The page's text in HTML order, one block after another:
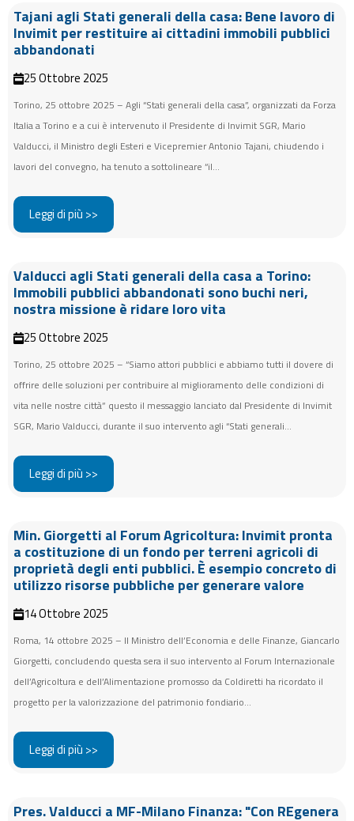
Tajani agli Stati generali della casa: Bene lavoro di
Invimit per restituire ai cittadini immobili pubblici
abbandonati
25 Ottobre 2025
Torino, 25 ottobre 2025 – Agli “Stati generali della casa”, organizzati da Forza
Italia a Torino e a cui è intervenuto il Presidente di Invimit SGR, Mario
Valducci, il Ministro degli Esteri e Vicepremier Antonio Tajani, chiudendo i
lavori del convegno, ha tenuto a sottolineare “il...
Leggi di più >>
Valducci agli Stati generali della casa a Torino:
Immobili pubblici abbandonati sono buchi neri,
nostra missione è ridare loro vita
25 Ottobre 2025
Torino, 25 ottobre 2025 – “Siamo attori pubblici e abbiamo tutti il dovere di
offrire delle soluzioni per contribuire al miglioramento delle condizioni di
vita nelle nostre città” questo il messaggio lanciato dal Presidente di Invimit
SGR, Mario Valducci, durante il suo intervento agli “Stati generali...
Leggi di più >>
Min. Giorgetti al Forum Agricoltura: Invimit pronta
a costituzione di un fondo per terreni agricoli di
proprietà degli enti pubblici. È esempio concreto di
utilizzo risorse pubbliche per generare valore
14 Ottobre 2025
Roma, 14 ottobre 2025 – Il Ministro dell’Economia e delle Finanze, Giancarlo
Giorgetti, concludendo questa sera il suo intervento al Forum Internazionale
dell’Agricoltura e dell’Alimentazione promosso da Coldiretti ha ricordato il
progetto per la valorizzazione del patrimonio fondiario...
Leggi di più >>
Pres. Valducci a MF-Milano Finanza: "Con REgenera